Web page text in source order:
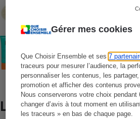
Gérer mes cookies
Que Choisir Ensemble et ses7
traceurs pour mesurer l’audience, la
personnaliser les contenus, les
promotion et afficher des contenus
Nous conserverons votre choix pendant
changer d’avis à tout moment en
les traceurs » en bas de chaque page.
Lire aussi